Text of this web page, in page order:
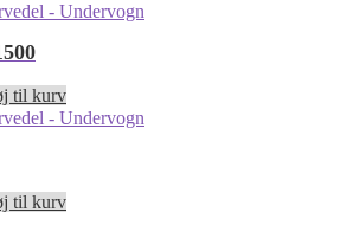
til kurv
til kurv